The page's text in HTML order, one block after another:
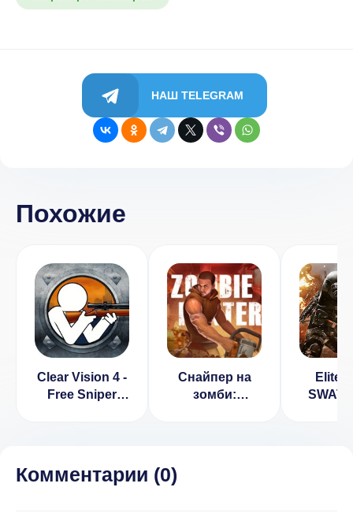
НАШ TELEGRAM
Похожие
Clear Vision 4 -
Free Sniper
Снайпер на
зомби:
Elite
SWAT
Комментарии (0)